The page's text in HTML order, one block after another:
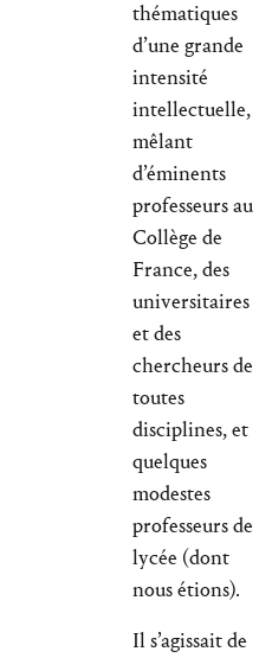
thématiques
d’une grande
intensité
intellectuelle,
mêlant
d’éminents
professeurs au
Collège de
France, des
universitaires
et des
chercheurs de
toutes
disciplines, et
quelques
modestes
professeurs de
lycée (dont
nous étions).
Il s’agissait de